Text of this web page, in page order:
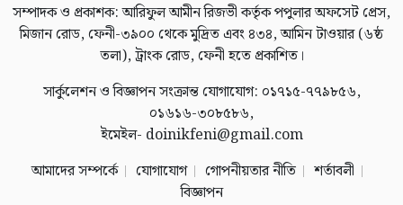
সম্পাদক ও প্রকাশক: আরিফুল আমীন রিজভী কর্তৃক পপুলার অফসেট প্রেস,
মিজান রোড, ফেনী-৩৯০০ থেকে মুদ্রিত এবং ৪৩৪, আমিন টাওয়ার (৬ষ্ঠ
তলা), ট্রাংক রোড, ফেনী হতে প্রকাশিত।
সার্কুলেশন ও বিজ্ঞাপন সংক্রান্ত যোগাযোগ: ০১৭১৫-৭৭৯৮৫৬,
০১৬১৬-৩০৮৫৮৬,
ইমেইল- doinikfeni@gmail.com
আমাদের সম্পর্কে
যোগাযোগ গোপনীয়তার নীতি
শর্তাবলী
বিজ্ঞাপন